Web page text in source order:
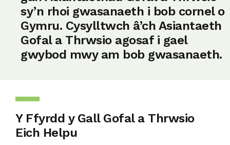
sy’n rhoi gwasanaeth i bob cornel o
Gymru. Cysylltwch â’ch Asiantaeth
Gofal a Thrwsio agosaf i gael
gwybod mwy am bob gwasanaeth.
Y Ffyrdd y Gall Gofal a Thrwsio
Eich Helpu